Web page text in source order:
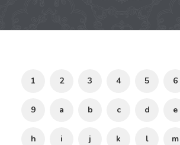
1 2 3 4 5 6
9 a b c d e
h i j k l m